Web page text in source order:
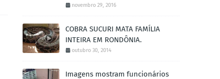
novembro 29, 2016
COBRA SUCURI MATA FAMÍLIA
INTEIRA EM RONDÔNIA.
outubro 30, 2014
Imagens mostram funcionários